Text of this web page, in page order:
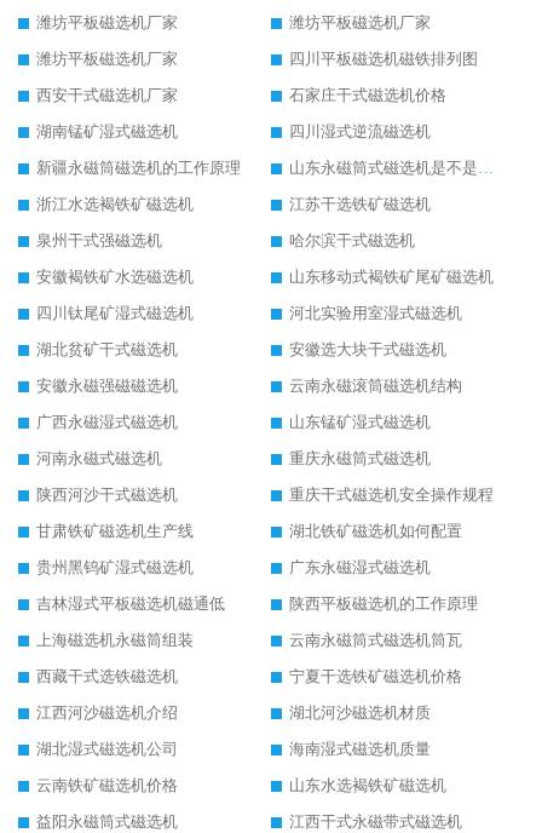
潍坊平板磁选机厂家
潍坊平板磁选机厂家
潍坊平板磁选机厂家
四川平板磁选机磁铁排列图
西安干式磁选机厂家
石家庄干式磁选机价格
湖南锰矿湿式磁选机
四川湿式逆流磁选机
新疆永磁筒磁选机的工作原理
山东永磁筒式磁选机是不是强磁
浙江水选褐铁矿磁选机
江苏干选铁矿磁选机
泉州干式强磁选机
哈尔滨干式磁选机
安徽褐铁矿水选磁选机
山东移动式褐铁矿尾矿磁选机
四川钛尾矿湿式磁选机
河北实验用室湿式磁选机
湖北贫矿干式磁选机
安徽选大块干式磁选机
安徽永磁强磁磁选机
云南永磁滚筒磁选机结构
广西永磁湿式磁选机
山东锰矿湿式磁选机
河南永磁式磁选机
重庆永磁筒式磁选机
陕西河沙干式磁选机
重庆干式磁选机安全操作规程
甘肃铁矿磁选机生产线
湖北铁矿磁选机如何配置
贵州黑钨矿湿式磁选机
广东永磁湿式磁选机
吉林湿式平板磁选机磁通低
陕西平板磁选机的工作原理
上海磁选机永磁筒组装
云南永磁筒式磁选机筒瓦
西藏干式选铁磁选机
宁夏干选铁矿磁选机价格
江西河沙磁选机介绍
湖北河沙磁选机材质
湖北湿式磁选机公司
海南湿式磁选机质量
云南铁矿磁选机价格
山东水选褐铁矿磁选机
益阳永磁筒式磁选机
江西干式永磁带式磁选机